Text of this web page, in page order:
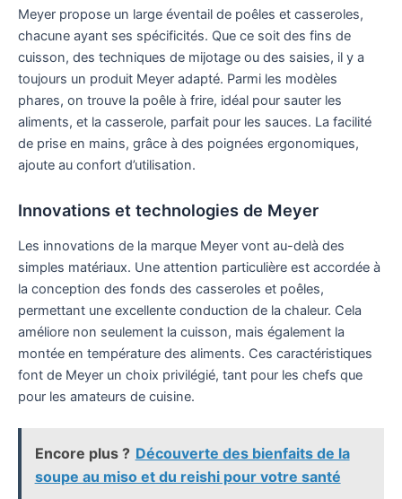
Meyer propose un large éventail de poêles et casseroles,
chacune ayant ses spécificités. Que ce soit des fins de
cuisson, des techniques de mijotage ou des saisies, il y a
toujours un produit Meyer adapté. Parmi les modèles
phares, on trouve la poêle à frire, idéal pour sauter les
aliments, et la casserole, parfait pour les sauces. La facilité
de prise en mains, grâce à des poignées ergonomiques,
ajoute au confort d’utilisation.
Innovations et technologies de Meyer
Les innovations de la marque Meyer vont au-delà des
simples matériaux. Une attention particulière est accordée à
la conception des fonds des casseroles et poêles,
permettant une excellente conduction de la chaleur. Cela
améliore non seulement la cuisson, mais également la
montée en température des aliments. Ces caractéristiques
font de Meyer un choix privilégié, tant pour les chefs que
pour les amateurs de cuisine.
Encore plus ? Découverte des bienfaits de la
soupe au miso et du reishi pour votre santé